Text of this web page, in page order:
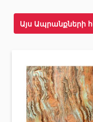
Պրոֆիլներ(34)
Ժապավեններ և
Շինարարական
տեխնիկաներ
Վերամբարձ
Այս Ապրանքների